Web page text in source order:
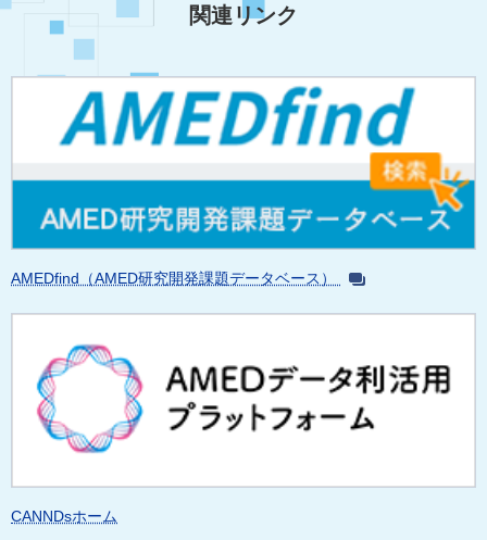
関連リンク
AMEDfind（AMED研究開発課題データベース）
CANNDsホーム